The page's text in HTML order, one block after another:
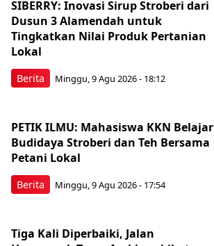
Berita
SIBERRY: Inovasi Sirup Stroberi dari
Dusun 3 Alamendah untuk
Tingkatkan Nilai Produk Pertanian
Lokal
Minggu, 9 Agu 2026 - 18:12
Berita
PETIK ILMU: Mahasiswa KKN Belajar
Budidaya Stroberi dan Teh Bersama
Petani Lokal
Minggu, 9 Agu 2026 - 17:54
Tiga Kali Diperbaiki, Jalan